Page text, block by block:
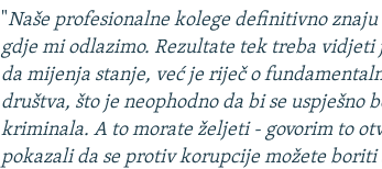
"Naše profesionalne kolege definitivno
gdje mi odlazimo. Rezultate tek treba
da mijenja stanje, već je riječ o
društva, što je neophodno da bi se
kriminala. A to morate željeti - govorim to
pokazali da se protiv korupcije možete